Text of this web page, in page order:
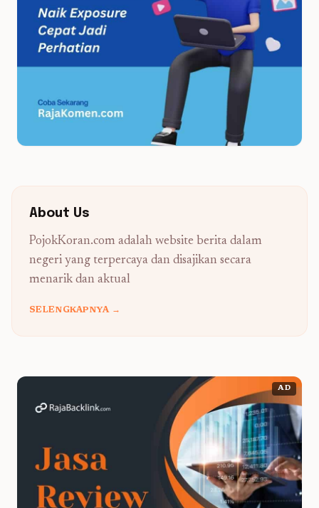
About Us
PojokKoran.com adalah website berita dalam
negeri yang terpercaya dan disajikan secara
menarik dan aktual
SELENGKAPNYA →
AD